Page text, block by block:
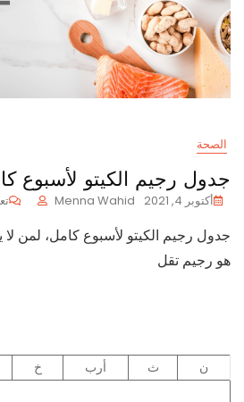
الصحة
جدول رجيم الكيتو لأسبوع
أكتوبر 4, 2021 Menna Wahid
جدول رجيم الكيتو لأسبوع كامل، لمن
هو رجيم تقل
ن ث أرب خ